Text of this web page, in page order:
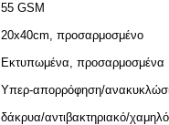
55 GSM
20x40cm, προσαρμοσμένο
Εκτυπωμένα, προσαρμοσμένα
Υπερ-απορρόφηση/
δάκρυα/αντιβακτηριακό/